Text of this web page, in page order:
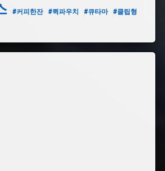
#커피한잔 #퀵파우치 #큐타마
#클립형